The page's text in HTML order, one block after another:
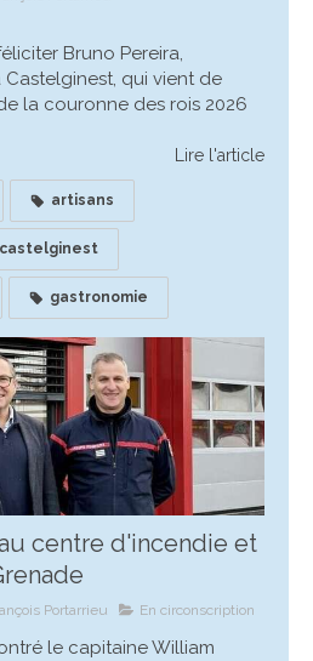
Bruno Pereira,
qui vient de
la couronne des rois 2026
Lire l'article
artisans
castelginest
gastronomie
centre d'incendie et
Portarrieu En circonscription
le capitaine William